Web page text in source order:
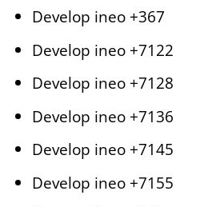
Develop ineo +367
Develop ineo +7122
Develop ineo +7128
Develop ineo +7136
Develop ineo +7145
Develop ineo +7155